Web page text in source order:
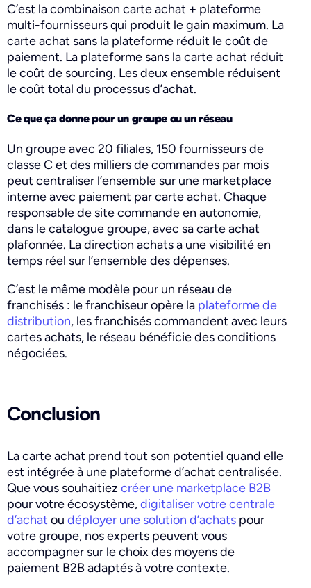
C’est la combinaison carte achat + plateforme
multi-fournisseurs qui produit le gain maximum. La
carte achat sans la plateforme réduit le coût de
paiement. La plateforme sans la carte achat réduit
le coût de sourcing. Les deux ensemble réduisent
le coût total du processus d’achat.
Ce que ça donne pour un groupe ou un réseau
Un groupe avec 20 filiales, 150 fournisseurs de
classe C et des milliers de commandes par mois
peut centraliser l’ensemble sur une marketplace
interne avec paiement par carte achat. Chaque
responsable de site commande en autonomie,
dans le catalogue groupe, avec sa carte achat
plafonnée. La direction achats a une visibilité en
temps réel sur l’ensemble des dépenses.
C’est le même modèle pour un réseau de
franchisés : le franchiseur opère la plateforme de
distribution, les franchisés commandent avec leurs
cartes achats, le réseau bénéficie des conditions
négociées.
Conclusion
La carte achat prend tout son potentiel quand elle
est intégrée à une plateforme d’achat centralisée.
Que vous souhaitiez créer une marketplace B2B
pour votre écosystème,digitaliser votre centrale
d’achat ou déployer une solution d’achats pour
votre groupe, nos experts peuvent vous
accompagner sur le choix des moyens de
paiement B2B adaptés à votre contexte.